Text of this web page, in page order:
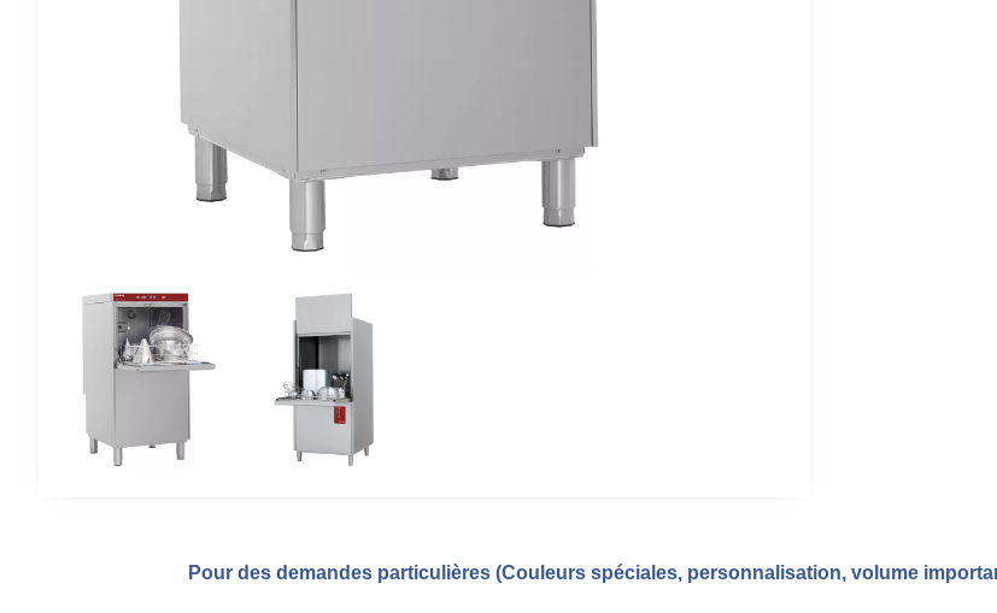
Pour des demandes particulières (Couleurs spéciales, personnalisation, volume